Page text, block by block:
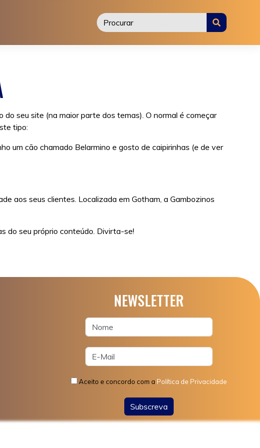
seu site (na maior parte dos temas). O normal é começar
tipo:
um cão chamado Belarmino e gosto de caipirinhas (e de ver
aos seus clientes. Localizada em Gotham, a Gambozinos
do seu próprio conteúdo. Divirta-se!
NEWSLETTER
Aceito e concordo com a Política de Privacidade
Subscreva